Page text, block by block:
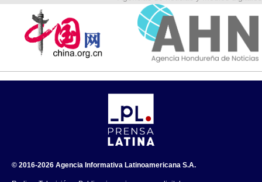
© 2016-2026 Agencia Informativa Latinoamericana S.A.